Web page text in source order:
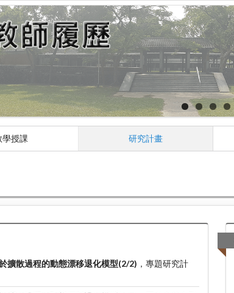
學授課 研究計畫
擴散過程的動態漂移退化模型(2/2) ，專題研究計